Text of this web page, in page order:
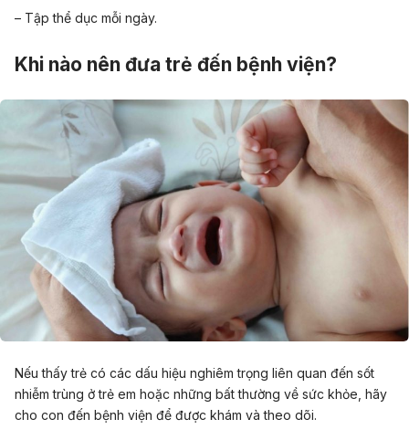
– Tập thể dục mỗi ngày.
Khi nào nên đưa trẻ đến bệnh viện?
Nếu thấy trẻ có các dấu hiệu nghiêm trọng liên quan đến sốt
nhiễm trùng ở trẻ em hoặc những bất thường về sức khỏe, hãy
cho con đến bệnh viện để được khám và theo dõi.